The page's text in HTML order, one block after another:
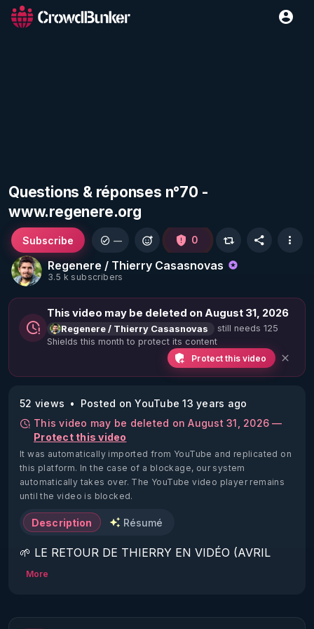
Questions & réponses n°70 -
www.regenere.org
Regenere / Thierry Casasnovas
3.5 k subscribers
Subscribe — 0
This video may be deleted on August 31, 2026
Regenere / Thierry Casasnovas
still needs 125
Shields this month to protect its content
Protect this video
52 views
Posted on YouTube 13 years ago
This video may be deleted on August 31, 2026 —
Protect this video
It was automatically imported from YouTube and replicated on
this platform. In the case of a blockage, our system
automatically takes over. The YouTube video player remains
until the video is blocked.
Description Résumé
🌱 LE RETOUR DE THIERRY EN VIDÉO (AVRIL
2022)!
https://www.rgnr.fr/presentation.html
More